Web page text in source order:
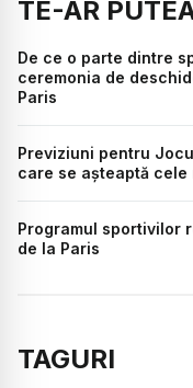
TE-AR
De ce o parte dintre
ceremonia de
Paris
Previziuni pentru
care se așteaptă cele
Programul sportivilor
de la Paris
TAGURI